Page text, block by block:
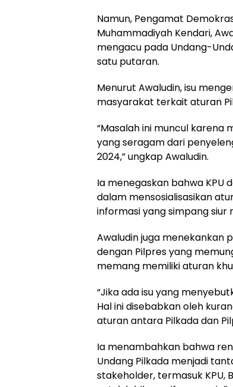
Namun, Pengamat
Muhammadiyah Kendari,
mengacu pada Undang-
satu putaran.
Menurut Awaludin, isu
masyarakat terkait aturan
“Masalah ini muncul
yang seragam dari
2024,” ungkap Awaludin.
Ia menegaskan bahwa KPU
dalam mensosialisasikan
informasi yang simpang siur
Awaludin juga menekankan
dengan Pilpres yang
memang memiliki aturan
“Jika ada isu yang
Hal ini disebabkan oleh
aturan antara Pilkada dan
Ia menambahkan bahwa
Undang Pilkada menjadi
stakeholder, termasuk KPU,